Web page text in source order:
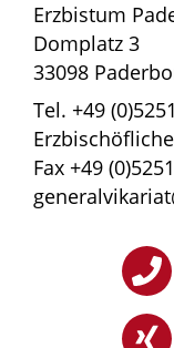
Erzbistum
Domplatz 3
33098
Tel. +49
Fax +49